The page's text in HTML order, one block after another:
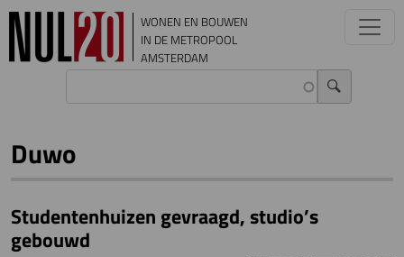
Overslaan en naar de inhoud gaan
WONEN EN BOUWEN
IN DE METROPOOL
AMSTERDAM
Duwo
Studentenhuizen gevraagd, studio’s
gebouwd